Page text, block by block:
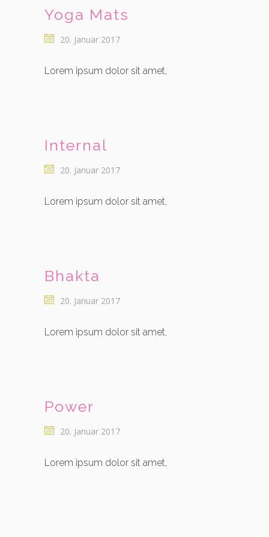
Yoga Mats
20. Januar 2017
Lorem ipsum dolor sit amet,
Internal
20. Januar 2017
Lorem ipsum dolor sit amet,
Bhakta
20. Januar 2017
Lorem ipsum dolor sit amet,
Power
20. Januar 2017
Lorem ipsum dolor sit amet,